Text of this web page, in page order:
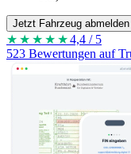
Jetzt Fahrzeug abmelden
★★★★ ★4,4 / 5
523 Bewertungen auf